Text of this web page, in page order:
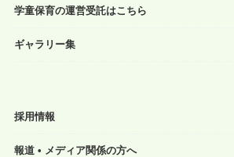
学童保育の運営受託はこちら
ギャラリー集
採用情報
報道 • メディア関係の方へ